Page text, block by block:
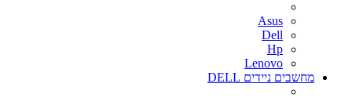
Asus
Dell
Hp
Lenovo
מחשבים ניידים DELL